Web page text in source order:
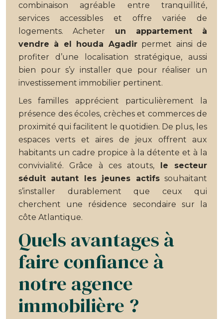
combinaison agréable entre tranquillité,
services accessibles et offre variée de
logements. Acheter un appartement à
vendre à el houda Agadirpermet ainsi de
profiter d’une localisation stratégique, aussi
bien pour s’y installer que pour réaliser un
investissement immobilier pertinent.
Les familles apprécient particulièrement la
présence des écoles, crèches et commerces de
proximité qui facilitent le quotidien. De plus, les
espaces verts et aires de jeux offrent aux
habitants un cadre propice à la détente et à la
convivialité. Grâce à ces atouts, le secteur
séduit autant les jeunes actifssouhaitant
s’installer durablement que ceux qui
cherchent une résidence secondaire sur la
côte Atlantique.
Quels avantages à
faire confiance à
notre agence
immobilière ?